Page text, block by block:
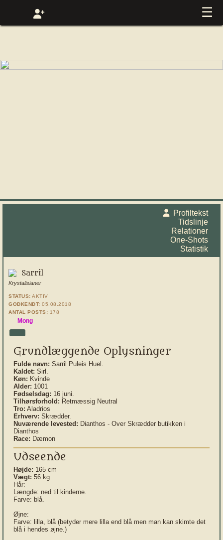
☰
Profiltekst
Tidslinje
Relationer
One-Shots
Statistik
Sarril
Krystalisianer
STATUS: AKTIV
GODKENDT: 05.08.2018
ANTAL POSTS: 178
Mong
Grundlæggende Oplysninger
Fulde navn: Sarril Puleis Huel.
Kaldet: Sirl.
Køn: Kvinde
Alder: 1001
Fødselsdag: 16 juni.
Tilhørsforhold: Retmæssig Neutral
Tro: Aladrios
Erhverv: Skrædder.
Nuværende levested: Dianthos - Over Skrædder butikken i
Dianthos
Race: Dæmon
Udseende
Højde: 165 cm
Vægt: 56 kg
Hår:
Længde: ned til kinderne.
Farve: blå.
Øjne:
Farve: lilla, blå (betyder mere lilla end blå men man kan skimte det
blå i hendes øjne.)